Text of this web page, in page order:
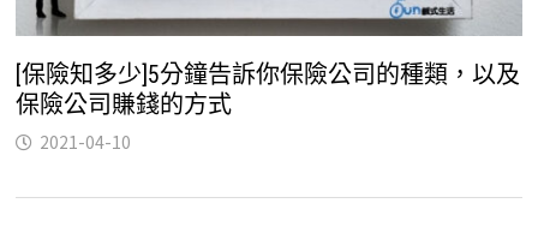
[保險知多少]5分鐘告訴你保險公司的種類，以及
保險公司賺錢的方式
2021-04-10